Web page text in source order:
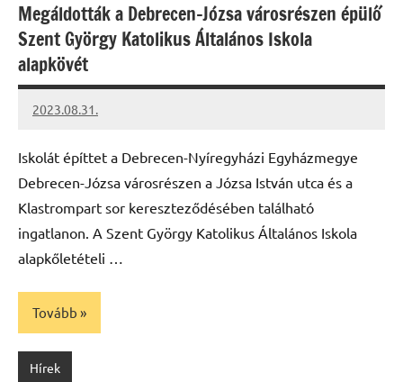
Megáldották a Debrecen-Józsa városrészen épülő
Szent György Katolikus Általános Iskola
alapkövét
2023.08.31.
kovacs.agi
Iskolát építtet a Debrecen-Nyíregyházi Egyházmegye
Debrecen-Józsa városrészen a Józsa István utca és a
Klastrompart sor kereszteződésében található
ingatlanon. A Szent György Katolikus Általános Iskola
alapkőletételi …
Tovább
Hírek